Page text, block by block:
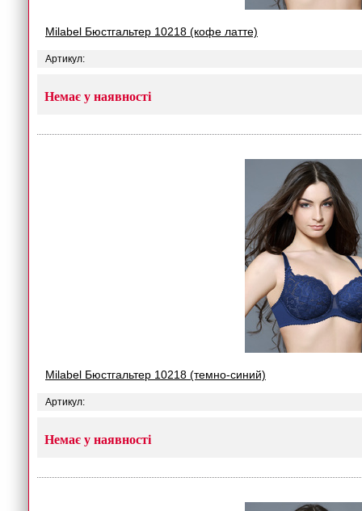
Milabel Бюстгальтер 10218 (кофе латте)
Артикул:
Немає у наявності
Milabel Бюстгальтер 10218 (темно-синий)
Артикул:
Немає у наявності